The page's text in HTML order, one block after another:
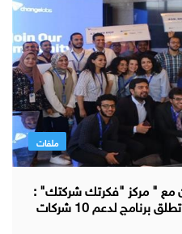
ملفات
مع " مركز "فكرتك شركتك" :
للمرة الأولى : "Changelabs" تطلق برنامج لدعم 10 شركات